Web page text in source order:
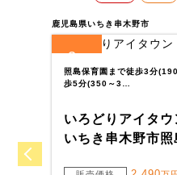
鹿児島県いちき串木野市
3
照島保育園まで徒歩3分
歩5分(350～3…
いろどりアイタウ
いちき串木野市照